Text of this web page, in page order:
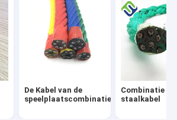
schommel
speelplaatskabel
de speelplaatskabel
Beklimmen
De Kabel van de
speelplaatscombinatie
Combinatie
staalkabel